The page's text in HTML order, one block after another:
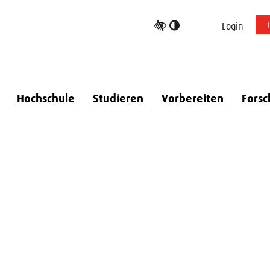
Login
Hochschule Studieren Vorbereiten